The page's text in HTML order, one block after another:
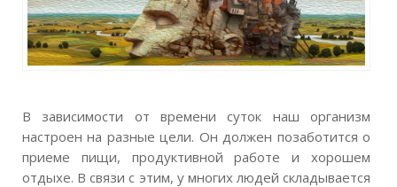
В зависимости от времени суток наш организм
настроен на разные цели. Он должен позаботится о
приеме пищи, продуктивной работе и хорошем
отдыхе. В связи с этим, у многих людей складывается